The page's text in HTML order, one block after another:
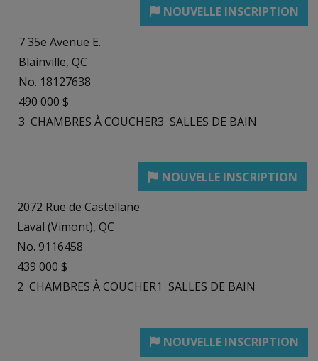
7 35e Avenue E.
Blainville, QC
No. 18127638
490 000 $
3 CHAMBRES À COUCHER3 SALLES DE BAIN
2072 Rue de Castellane
Laval (Vimont), QC
No. 9116458
439 000 $
2 CHAMBRES À COUCHER1 SALLES DE BAIN